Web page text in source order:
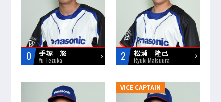
0 手塚 悠
Yu Tezuka 2 松浦 隆己
Ryuki Matsuura
VICE CAPTAIN